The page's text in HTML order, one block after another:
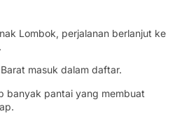
Lombok, perjalanan berlanjut ke
masuk dalam daftar.
banyak pantai yang membuat